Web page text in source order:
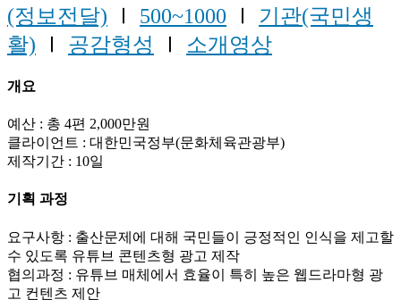
(정보전달) Ⅰ 500~1000 Ⅰ 기관(국민생
활) Ⅰ 공감형성 Ⅰ 소개영상
개요
예산 : 총 4편 2,000만원
클라이언트 : 대한민국정부(문화체육관광부)
제작기간 : 10일
기획 과정
요구사항 : 출산문제에 대해 국민들이 긍정적인 인식을 제고할
수 있도록 유튜브 콘텐츠형 광고 제작
협의과정 : 유튜브 매체에서 효율이 특히 높은 웹드라마형 광
고 컨텐츠 제안